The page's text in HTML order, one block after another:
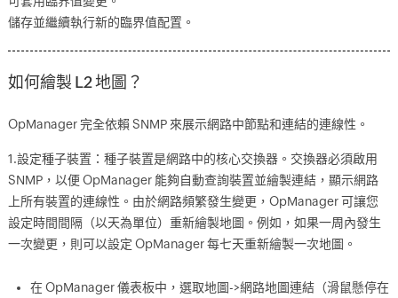
儲存並繼續執行新的臨界值配置。
如何繪製 L2 地圖？
OpManager 完全依賴 SNMP 來展示網路中節點和連結的連線性。
1.設定種子裝置：種子裝置是網路中的核心交換器。交換器必須啟用
SNMP，以便 OpManager 能夠自動查詢裝置並繪製連結，顯示網路
上所有裝置的連線性。由於網路頻繁發生變更，OpManager 可讓您
設定時間間隔（以天為單位）重新繪製地圖。例如，如果一周內發生
一次變更，則可以設定 OpManager 每七天重新繪製一次地圖。
在 OpManager 儀表板中，選取地圖->網路地圖連結（滑鼠懸停在